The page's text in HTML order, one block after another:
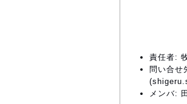
責任者:
問い合せ
メンバ: